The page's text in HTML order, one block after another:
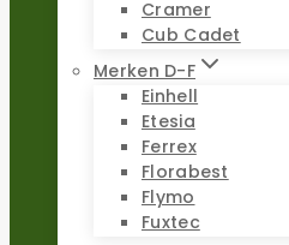
Cramer
Cub Cadet
Merken D-F
Einhell
Etesia
Ferrex
Florabest
Flymo
Fuxtec